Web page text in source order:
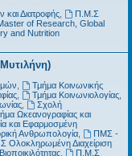
Διατροφής,
Π.Μ.Σ
of Research, Global
and Nutrition
Τμήμα Κοινωνικής
, Τμήμα Κοινωνιολογίας,
,
Σχολή
Ωκεανογραφίας και
και Εφαρμοσμένη
Ανθρωπολογία,
ΠΜΣ -
Ολοκληρωμένη Διαχείριση
,
Π.Μ.Σ